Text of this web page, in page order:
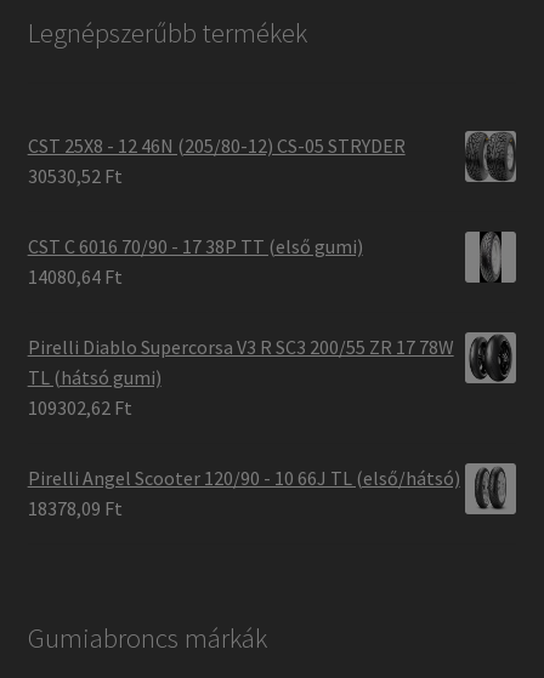
Legnépszerűbb termékek
CST 25X8 - 12 46N (205/80-12) CS-05 STRYDER
30530,52 Ft
CST C 6016 70/90 - 17 38P TT (első gumi)
14080,64 Ft
Pirelli Diablo Supercorsa V3 R SC3 200/55 ZR 17 78W
TL (hátsó gumi)
109302,62 Ft
Pirelli Angel Scooter 120/90 - 10 66J TL (első/hátsó)
18378,09 Ft
Gumiabroncs márkák